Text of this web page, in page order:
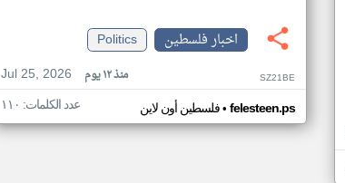
اخبار فلسطين
Politics
Jul 25, 2026
منذ ١٢ يوم SZ21BE
فلسطين أون لاين• felesteen.ps عدد الكلمات: ١١٠